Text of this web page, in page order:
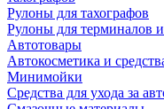
Рулоны для тахографов
Рулоны для терминалов
Автотовары
Автокосметика и
Минимойки
Средства для ухода за